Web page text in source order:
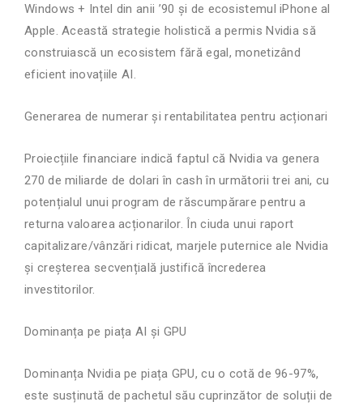
Windows + Intel din anii ’90 și de ecosistemul iPhone al
Apple. Această strategie holistică a permis Nvidia să
construiască un ecosistem fără egal, monetizând
eficient inovațiile AI.
Generarea de numerar și rentabilitatea pentru acționari
Proiecțiile financiare indică faptul că Nvidia va genera
270 de miliarde de dolari în cash în următorii trei ani, cu
potențialul unui program de răscumpărare pentru a
returna valoarea acționarilor. În ciuda unui raport
capitalizare/vânzări ridicat, marjele puternice ale Nvidia
și creșterea secvențială justifică încrederea
investitorilor.
Dominanța pe piața AI și GPU
Dominanța Nvidia pe piața GPU, cu o cotă de 96-97%,
este susținută de pachetul său cuprinzător de soluții de